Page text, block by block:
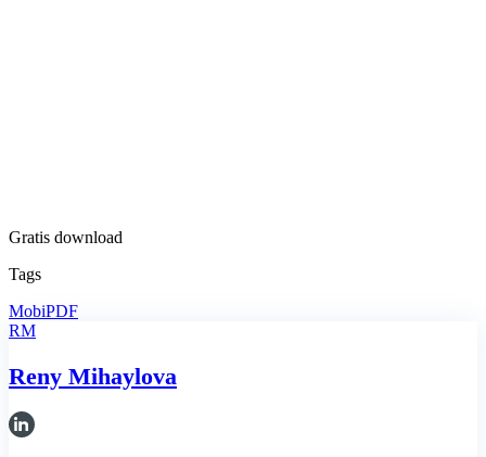
Gratis download
Tags
MobiPDF
RM
Reny Mihaylova